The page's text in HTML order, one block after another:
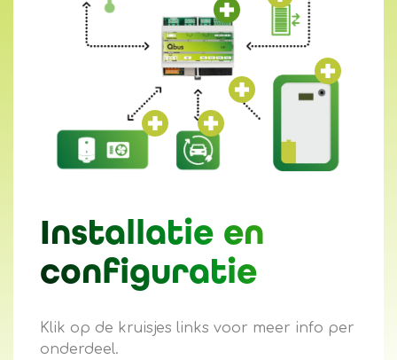
Installatie en
configuratie
Klik op de kruisjes links voor meer info per
onderdeel.